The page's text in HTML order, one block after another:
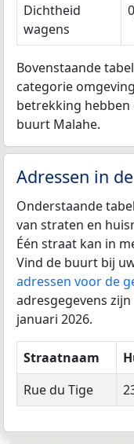
Dichtheid
wagens
Bovenstaande
categorie
betrekking hebben
buurt Malahe.
Adressen in
Onderstaande
van straten en
Één straat kan in
Vind de buurt bij
adressen voor de
adresgegevens
januari 2026.
Straatnaam
Rue du Tige